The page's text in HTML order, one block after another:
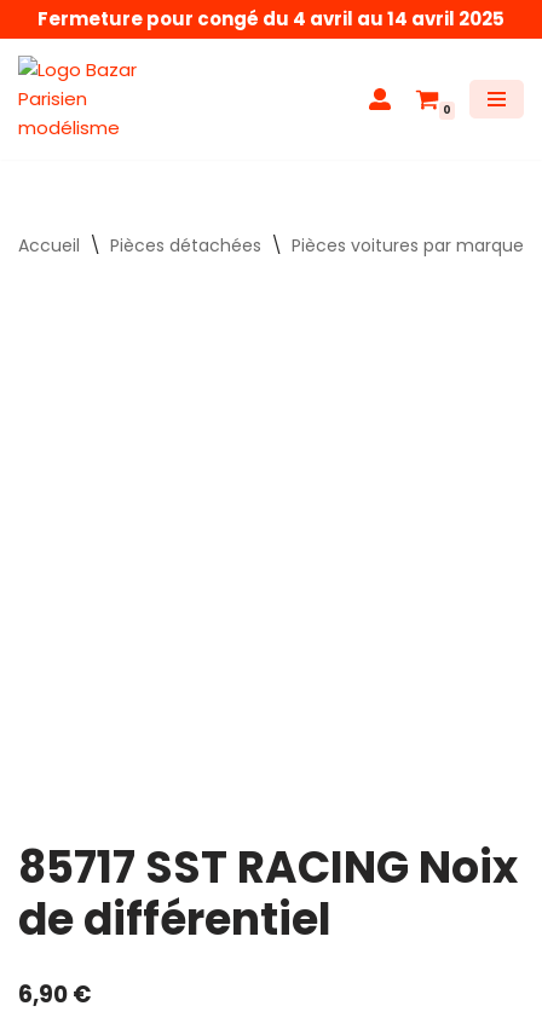
Aller
au
contenu
Fermeture pour congé du 4 avril au 14 avril 2025
0
Accueil \ Pièces détachées \ Pièces voitures par marque
85717 SST RACING Noix
de différentiel
6,90€